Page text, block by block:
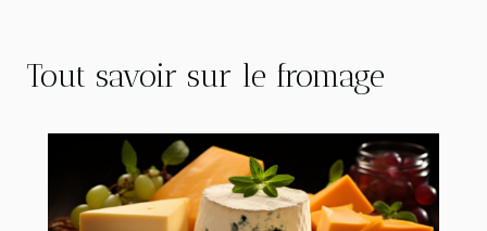
Tout savoir sur le fromage